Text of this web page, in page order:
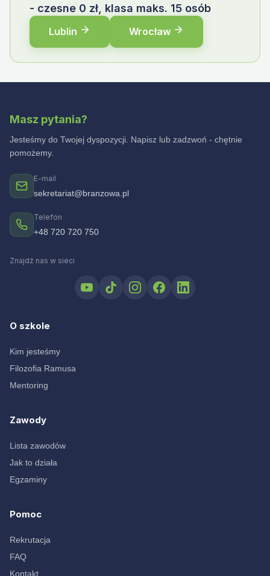
- czesne 0 zł, klasa maks. 15 osób
Lublin Wrocław
Masz pytania?
Jesteśmy do Twojej dyspozycji. Napisz lub zadzwoń - chętnie
pomożemy.
E-mail
sekretariat@branzowa.pl
Telefon
+48 720 720 750
Znajdź nas w sieci
O szkole
Kim jesteśmy
Filozofia Ramusa
Mentoring
Zawody
Lista zawodów
Jak to działa
Egzaminy
Pomoc
Rekrutacja
FAQ
Kontakt